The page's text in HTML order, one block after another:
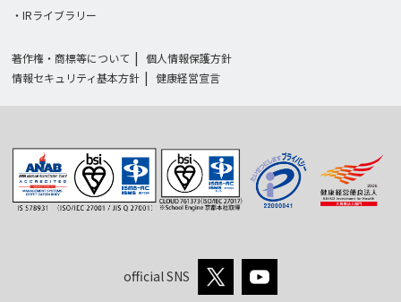
・IRライブラリー
著作権・商標等について
個人情報保護方針
情報セキュリティ基本方針
健康経営宣言
official SNS